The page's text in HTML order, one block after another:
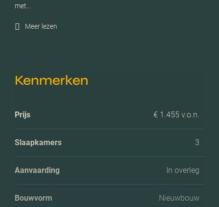
met…
Meer lezen
Kenmerken
Prijs € 1.455 v.o.n.
Slaapkamers 3
Aanvaarding In overleg
Bouwvorm Nieuwbouw